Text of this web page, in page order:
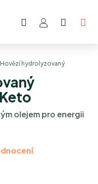
Hledat
Hovězí hydrolyzovaný
olejem pro energii